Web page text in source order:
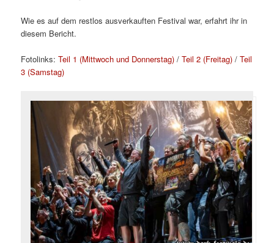
Wie es auf dem restlos ausverkauften Festival war, erfahrt ihr in
diesem Bericht.
Fotolinks:Teil 1 (Mittwoch und Donnerstag) /Teil 2 (Freitag) /Teil
3 (Samstag)